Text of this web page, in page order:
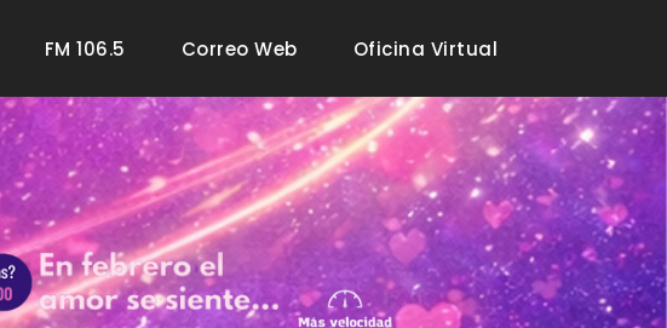
(current)FM 106.5 Correo Web Oficina Virtual